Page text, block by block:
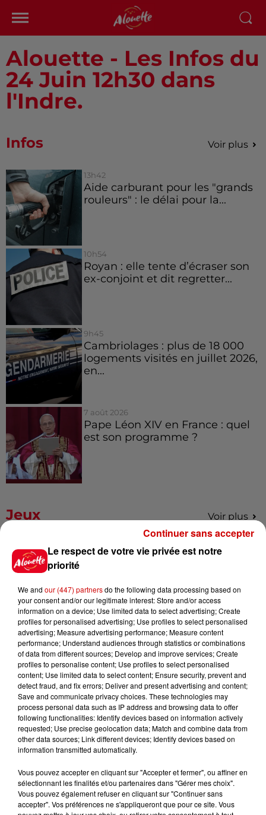
Alouette - Les Infos du
24 Juin 12h30 dans
l'Indre.
Infos Voir plus
13h42
Aide carburant pour les "grands
rouleurs" : le délai pour la...
10h54
Royan : elle tente d’écraser son
ex-conjoint et dit regretter...
9h45
Cambriolages : plus de 18 000
logements visités en juillet 2026,
en...
7 août 2026
Pape Léon XIV en France : quel
est son programme ?
Jeux Voir plus
Gagnez vos places pour le
festival Marché Gourmand 2026
Le Duel - Gagnez vos entrées
pour l'un des zoos de nos
régions !
Destination Vacances - Gagnez
votre séjour en famille au cœur
de la...
Destination Vacances : inscrivez-
vous !
Le respect de votre vie privée est notre
priorité
We and our (447) partnersdo the following data processing based on
your consent and/or our legitimate interest: Store and/or access
information on a device; Use limited data to select advertising; Create
profiles for personalised advertising; Use profiles to select personalised
advertising; Measure advertising performance; Measure content
performance; Understand audiences through statistics or combinations
of data from different sources; Develop and improve services; Create
profiles to personalise content; Use profiles to select personalised
content; Use limited data to select content; Ensure security, prevent and
detect fraud, and fix errors; Deliver and present advertising and content;
Save and communicate privacy choices. These technologies may
process personal data such as IP address and browsing data to offer
following functionalities: Identify devices based on information actively
requested; Use precise geolocation data; Match and combine data from
other data sources; Link different devices; Identify devices based on
information transmitted automatically.
Vous pouvez accepter en cliquant sur "Accepter et fermer", ou affiner en
sélectionnant les finalités et/ou partenaires dans "Gérer mes choix".
Vous pouvez également refuser en cliquant sur "Continuer sans
accepter". Vos préférences ne s'appliqueront que pour ce site. Vous
Continuer sans accepter